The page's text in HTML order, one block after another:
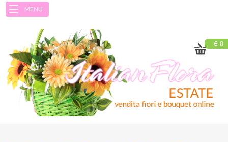
MENU
€ 0